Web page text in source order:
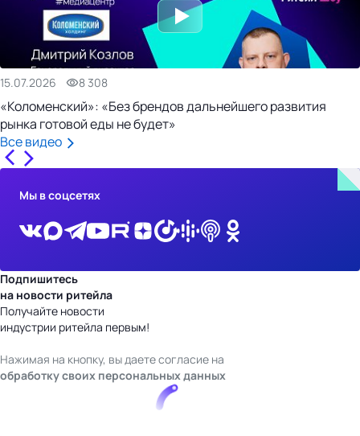
15.07.2026 8 308
«Коломенский»: «Без брендов дальнейшего развития
рынка готовой еды не будет»
Все видео
Мы в соцсетях
Подпишитесь
на новости ритейла
Получайте новости
индустрии ритейла первым!
Нажимая на кнопку, вы даете согласие на
обработку своих персональных данных